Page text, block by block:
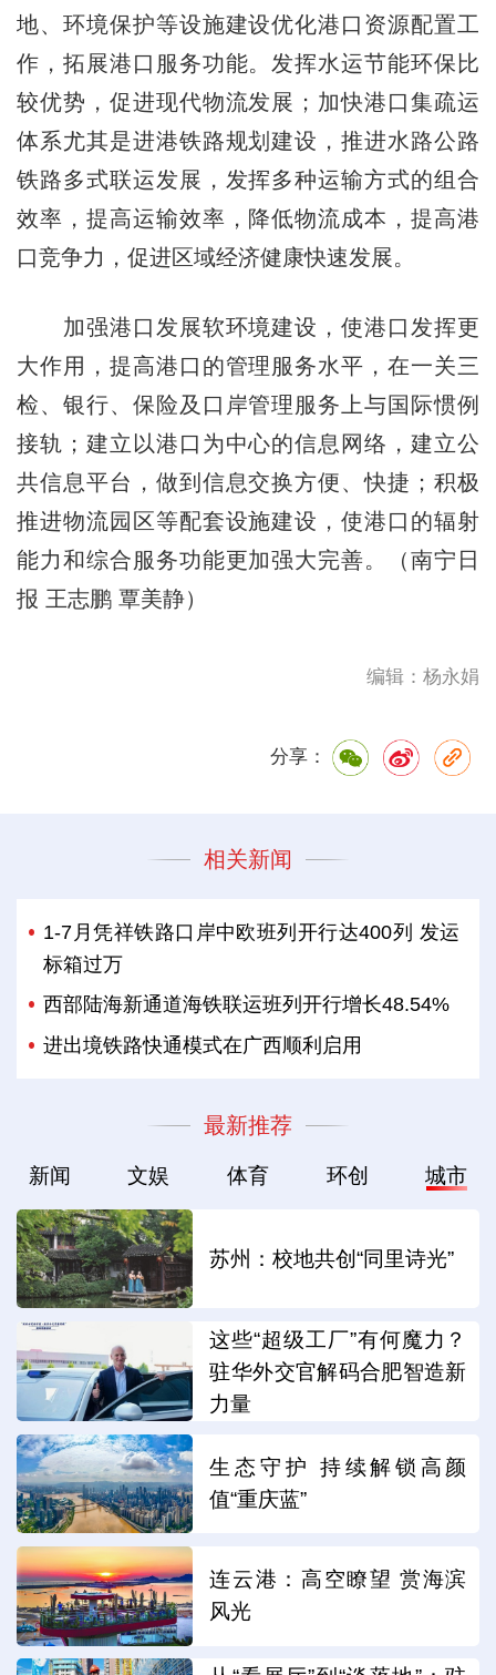
地、环境保护等设施建设优化港口资源配置工
作，拓展港口服务功能。发挥水运节能环保比
较优势，促进现代物流发展；加快港口集疏运
体系尤其是进港铁路规划建设，推进水路公路
铁路多式联运发展，发挥多种运输方式的组合
效率，提高运输效率，降低物流成本，提高港
口竞争力，促进区域经济健康快速发展。
加强港口发展软环境建设，使港口发挥更
大作用，提高港口的管理服务水平，在一关三
检、银行、保险及口岸管理服务上与国际惯例
接轨；建立以港口为中心的信息网络，建立公
共信息平台，做到信息交换方便、快捷；积极
推进物流园区等配套设施建设，使港口的辐射
能力和综合服务功能更加强大完善。（南宁日
报 王志鹏 覃美静）
编辑：杨永娟
分享：
相关新闻
1-7月凭祥铁路口岸中欧班列开行达400列 发运
标箱过万
西部陆海新通道海铁联运班列开行增长48.54%
进出境铁路快通模式在广西顺利启用
最新推荐
新闻 文娱 体育 环创 城市
苏州：校地共创“同里诗光”
这些“超级工厂”有何魔力？
驻华外交官解码合肥智造新
力量
生态守护 持续解锁高颜
值“重庆蓝”
连云港：高空瞭望 赏海滨
风光